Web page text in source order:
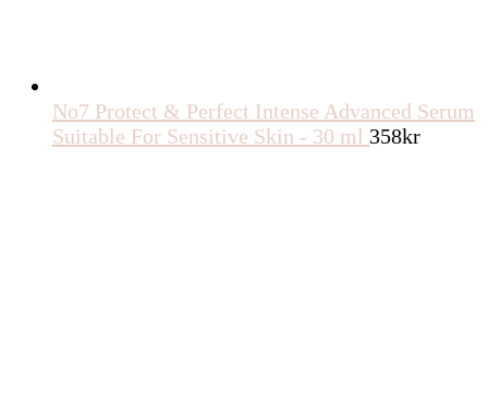
No7 Protect & Perfect Intense Advanced Serum
Suitable For Sensitive Skin - 30 ml 358kr